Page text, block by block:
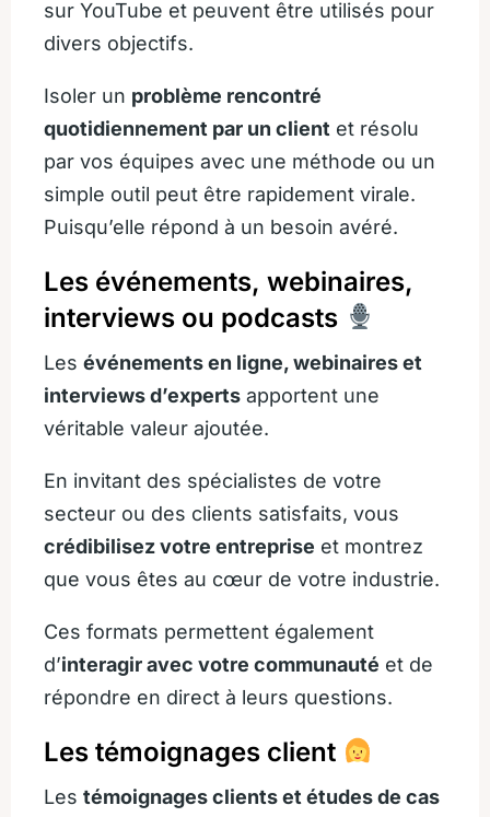
sur YouTube et peuvent être utilisés pour
divers objectifs.
Isoler un problème rencontré
quotidiennement par un client et résolu
par vos équipes avec une méthode ou un
simple outil peut être rapidement virale.
Puisqu’elle répond à un besoin avéré.
Les événements, webinaires,
interviews ou podcasts
Les événements en ligne, webinaires et
interviews d’experts apportent une
véritable valeur ajoutée.
En invitant des spécialistes de votre
secteur ou des clients satisfaits, vous
crédibilisez votre entreprise et montrez
que vous êtes au cœur de votre industrie.
Ces formats permettent également
d’interagir avec votre communauté et de
répondre en direct à leurs questions.
Les témoignages client
Les témoignages clients et études de cas